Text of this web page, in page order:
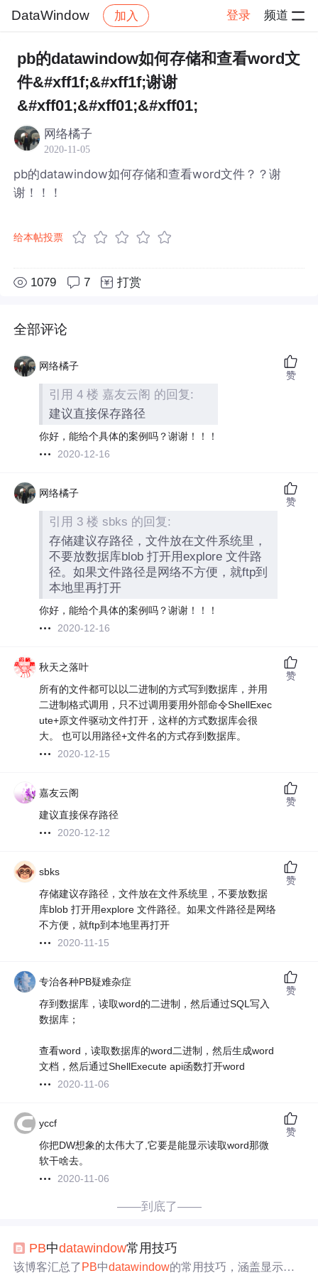
DataWindow 加入 登录 频道
社区 DataWindow 帖子详情
pb的datawindow如何存储和查看word文
件&#xff1f;&#xff1f;谢谢
&#xff01;&#xff01;&#xff01;
网络橘子
2020-11-05
pb的datawindow如何存储和查看word文件？？谢
谢！！！
给本帖投票
1079 7 打赏
全部评论
网络橘子
引用 4 楼 嘉友云阁 的回复:
建议直接保存路径
你好，能给个具体的案例吗？谢谢！！！
2020-12-16
赞
网络橘子
引用 3 楼 sbks 的回复:
存储建议存路径，文件放在文件系统里，
不要放数据库blob 打开用explore 文件路
径。如果文件路径是网络不方便，就ftp到
本地里再打开
你好，能给个具体的案例吗？谢谢！！！
2020-12-16
赞
秋天之落叶
所有的文件都可以以二进制的方式写到数据库，并用
二进制格式调用，只不过调用要用外部命令ShellExec
ute+原文件驱动文件打开，这样的方式数据库会很
大。 也可以用路径+文件名的方式存到数据库。
2020-12-15
赞
嘉友云阁
建议直接保存路径
2020-12-12
赞
sbks
存储建议存路径，文件放在文件系统里，不要放数据
库blob 打开用explore 文件路径。如果文件路径是网络
不方便，就ftp到本地里再打开
2020-11-15
赞
专治各种PB疑难杂症
存到数据库，读取word的二进制，然后通过SQL写入
数据库；
查看word，读取数据库的word二进制，然后生成word
文档，然后通过ShellExecute api函数打开word
2020-11-06
赞
yccf
你把DW想象的太伟大了,它要是能显示读取word那微
软干啥去。
2020-11-06
赞
——到底了——
PB中datawindow常用技巧
该博客汇总了 PB中datawindow的常用技巧，涵盖显示图